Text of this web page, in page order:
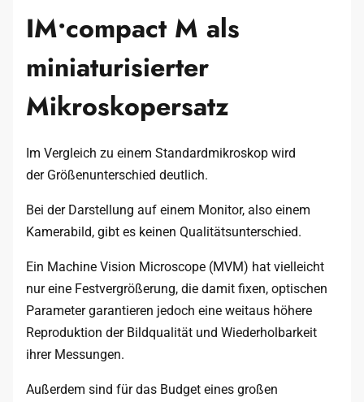
IM•compact M​ als
miniaturisierter
Mikroskopersatz
Im Vergleich zu einem Standardmikroskop wird
der Größenunterschied deutlich.
Bei der Darstellung auf einem Monitor, also einem
Kamerabild, gibt es keinen Qualitätsunterschied.
Ein Machine Vision Microscope (MVM) hat vielleicht
nur eine Festvergrößerung, die damit fixen, optischen
Parameter garantieren jedoch eine weitaus höhere
Reproduktion der Bildqualität und Wiederholbarkeit
ihrer Messungen.
Außerdem sind für das Budget eines großen